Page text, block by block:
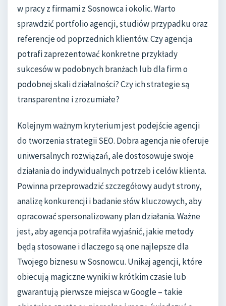
w pracy z firmami z Sosnowca i okolic. Warto
sprawdzić portfolio agencji, studiów przypadku oraz
referencje od poprzednich klientów. Czy agencja
potrafi zaprezentować konkretne przykłady
sukcesów w podobnych branżach lub dla firm o
podobnej skali działalności? Czy ich strategie są
transparentne i zrozumiałe?
Kolejnym ważnym kryterium jest podejście agencji
do tworzenia strategii SEO. Dobra agencja nie oferuje
uniwersalnych rozwiązań, ale dostosowuje swoje
działania do indywidualnych potrzeb i celów klienta.
Powinna przeprowadzić szczegółowy audyt strony,
analizę konkurencji i badanie słów kluczowych, aby
opracować spersonalizowany plan działania. Ważne
jest, aby agencja potrafiła wyjaśnić, jakie metody
będą stosowane i dlaczego są one najlepsze dla
Twojego biznesu w Sosnowcu. Unikaj agencji, które
obiecują magiczne wyniki w krótkim czasie lub
gwarantują pierwsze miejsca w Google – takie